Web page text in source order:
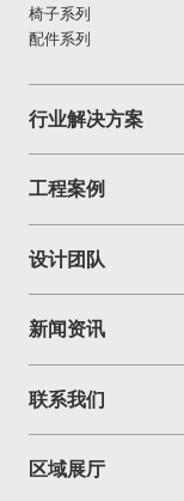
椅子系列
配件系列
行业解决方案
工程案例
设计团队
新闻资讯
联系我们
区域展厅